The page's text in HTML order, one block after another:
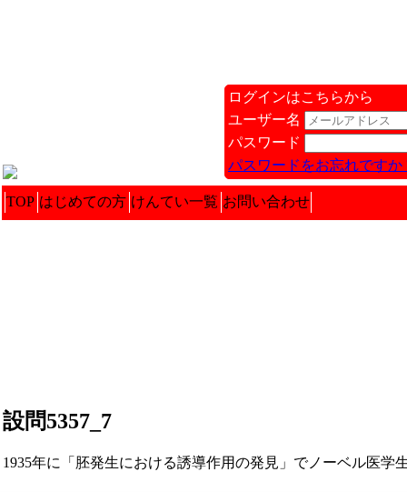
ログインはこちらから
ユーザー名
パスワード
パスワードをお忘れですか
TOP はじめての方 けんてい一覧 お問い合わせ
設問5357_7
1935年に「胚発生における誘導作用の発見」でノーベル医学